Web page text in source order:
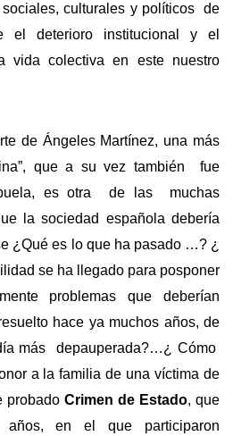
sociales, culturales y políticos de
el deterioro institucional y el
vida colectiva en este nuestro
de Ángeles Martínez, una más
que a su vez también fue
es otra de las muchas
la sociedad española debería
¿Qué es lo que ha pasado …? ¿
se ha llegado para posponer
problemas que deberían
hace ya muchos años, de
más depauperada?…¿ Cómo
a la familia de una víctima de
probado Crimen de Estado, que
en el que participaron